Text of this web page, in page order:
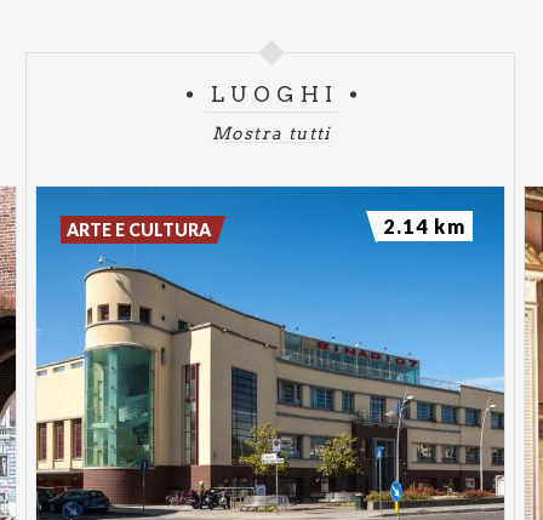
LUOGHI
Mostra tutti
ARTE E CULTURA 2.14 km